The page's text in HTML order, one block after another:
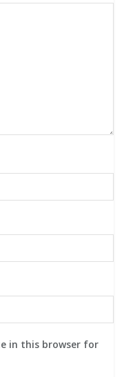
in this browser for